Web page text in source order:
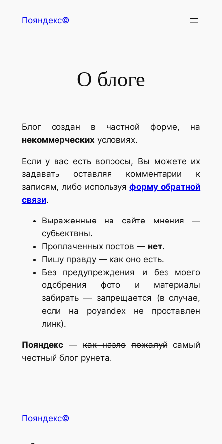
Пояндекс©
О блоге
Блог создан в частной форме, на
некоммерческих условиях.
Если у вас есть вопросы, Вы можете их
задавать оставляя комментарии к
записям, либо используяформу обратной
связи.
Выраженные на сайте мнения —
субьектвны.
Проплаченных постов — нет.
Пишу правду — как оно есть.
Без предупреждения и без моего
одобрения фото и материалы
забирать — запрещается (в случае,
если на poyandex не проставлен
линк).
Пояндекс— как назло пожалуйсамый
честный блог рунета.
Пояндекс©